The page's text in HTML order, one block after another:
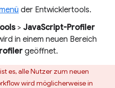
der Entwicklertools.
> JavaScript-Profiler
in einem neuen Bereich
geöffnet.
es, alle Nutzer zum neuen
wird möglicherweise in